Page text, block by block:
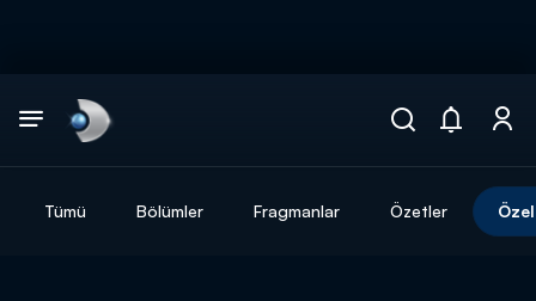
Tümü Bölümler Fragmanlar Özetler